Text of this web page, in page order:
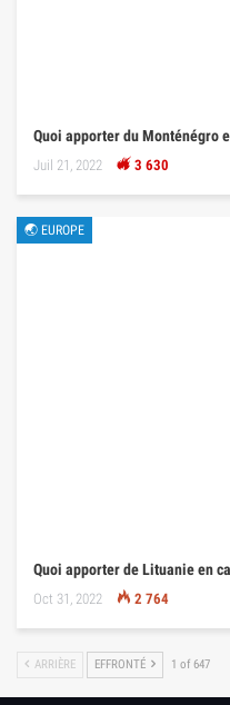
Quoi apporter du Monténégro
Juil 21, 2022 3 630
🌏 EUROPE
Quoi apporter de Lituanie en
Oct 31, 2022 2 764
ARRIÈRE EFFRONTÉ 1 of 647